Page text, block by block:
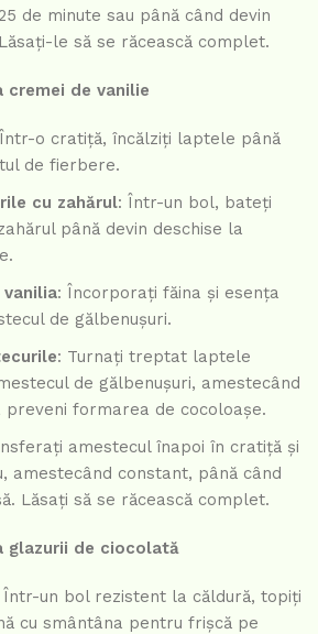
de minute sau până când devin
le să se răcească complet.
cremei de vanilie
o cratiță, încălziți laptele până
de fierbere.
cu zahărul: Într-un bol, bateți
până devin deschise la
: Încorporați făina și esența
de gălbenușuri.
: Turnați treptat laptele
de gălbenușuri, amestecând
preveni formarea de cocoloașe.
amestecul înapoi în cratiță și
amestecând constant, până când
Lăsați să se răcească complet.
glazurii de ciocolată
Într-un bol rezistent la căldură, topiți
cu smântâna pentru frișcă pe